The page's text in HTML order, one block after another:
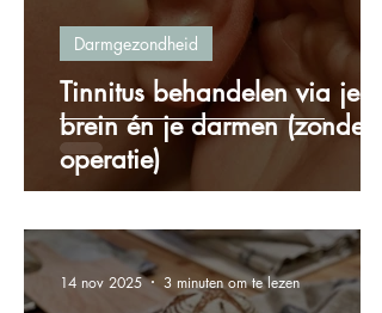
Tinnitus behandelen via je
brein én je darmen (zonder
operatie)
Darmgezondheid
14 nov 2025 3 minuten om te lezen